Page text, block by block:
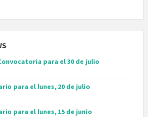
para el 30 de julio
para el lunes, 20 de julio
para el lunes, 15 de junio